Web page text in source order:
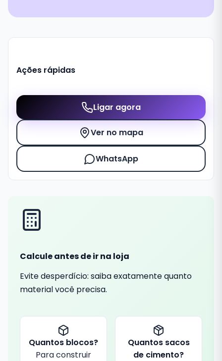
Ações rápidas
Ligar agora
Ver no mapa
WhatsApp
Calcule antes de ir na loja
Evite desperdício: saiba exatamente quanto
material você precisa.
Quantos blocos?
Para construir
Quantos sacos
de cimento?